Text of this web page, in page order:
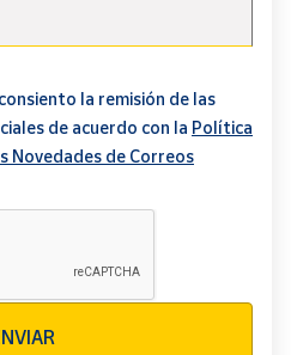
la remisión de las
de acuerdo con la Política
Novedades de Correos